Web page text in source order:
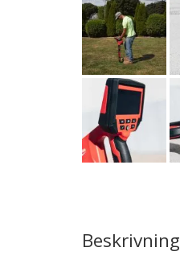
Beskrivning